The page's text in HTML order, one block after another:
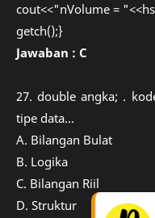
cout<<"nVolume =
getch();}
Jawaban : C
27. double angka; .
tipe data...
A. Bilangan Bulat
B. Logika
C. Bilangan Riil
D. Struktur